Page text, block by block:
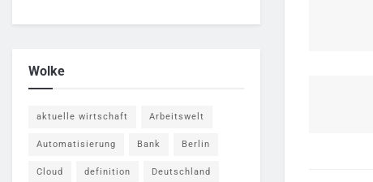
Wolke
aktuelle wirtschaft Arbeitswelt
Automatisierung Bank Berlin
Cloud definition Deutschland